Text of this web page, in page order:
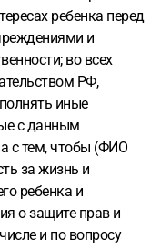
ребенка перед
и
во всех
РФ,
иные
с данным
с тем, чтобы (ФИО
за жизнь и
ребенка и
о защите прав и
и по вопросу